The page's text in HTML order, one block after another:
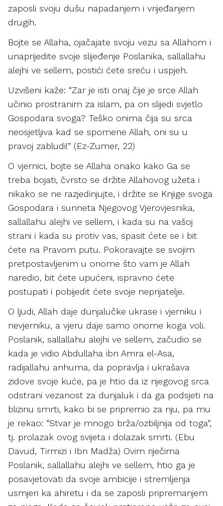
zaposli svoju dušu napadanjem i vrijeđanjem
drugih.
Bojte se Allaha, ojačajate svoju vezu sa Allahom i
unaprijedite svoje slijeđenje Poslanika, sallallahu
alejhi ve sellem, postići ćete sreću i uspjeh.
Uzvišeni kaže: “Zar je isti onaj čije je srce Allah
učinio prostranim za islam, pa on slijedi svjetlo
Gospodara svoga? Teško onima čija su srca
neosjetljiva kad se spomene Allah, oni su u
pravoj zabludi!” (Ez-Zumer, 22)
O vjernici, bojte se Allaha onako kako Ga se
treba bojati, čvrsto se držite Allahovog užeta i
nikako se ne razjedinjujte, i držite se Knjige svoga
Gospodara i sunneta Njegovog Vjerovjesnika,
sallallahu alejhi ve sellem, i kada su na vašoj
strani i kada su protiv vas, spasit ćete se i bit
ćete na Pravom putu. Pokoravajte se svojim
pretpostavljenim u onome što vam je Allah
naredio, bit ćete upućeni, ispravno ćete
postupati i pobijedit ćete svoje neprijatelje.
O ljudi, Allah daje dunjalučke ukrase i vjerniku i
nevjerniku, a vjeru daje samo onome koga voli.
Poslanik, sallallahu alejhi ve sellem, začudio se
kada je vidio Abdullaha ibn Amra el-Asa,
radijallahu anhuma, da popravlja i ukrašava
zidove svoje kuće, pa je htio da iz njegovog srca
odstrani vezanost za dunjaluk i da ga podsjeti na
blizinu smrti, kako bi se pripremio za nju, pa mu
je rekao: “Stvar je mnogo brža/ozbiljnija od toga”,
tj. prolazak ovog svijeta i dolazak smrti. (Ebu
Davud, Tirmizi i Ibn Madža) Ovim riječima
Poslanik, sallallahu alejhi ve sellem, htio ga je
posavjetovati da svoje ambicije i stremljenja
usmjeri ka ahiretu i da se zaposli pripremanjem